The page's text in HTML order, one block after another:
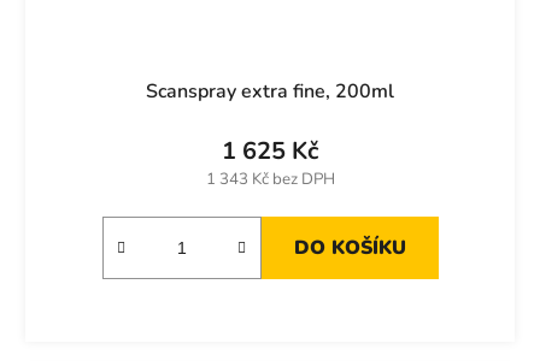
Scanspray extra fine, 200ml
1 343 Kč bez DPH
1 625 Kč
DO KOŠÍKU